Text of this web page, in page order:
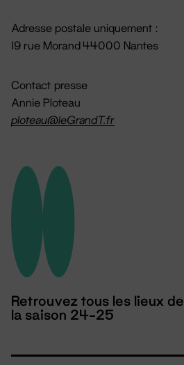
Adresse postale uniquement :
19 rue Morand 44000 Nantes
Contact presse
Annie Ploteau
ploteau@leGrandT.fr
Retrouvez tous les lieux de
la saison 24-25